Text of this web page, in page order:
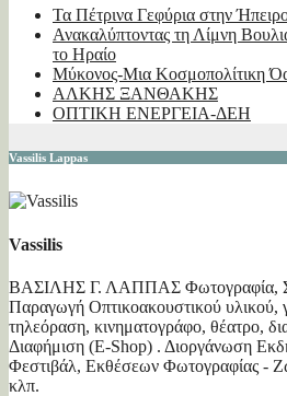
Τα Πέτρινα Γεφύρια στην
Ανακαλύπτοντας τη Λίμνη
το Ηραίο
Μύκονος-Μια Κοσμοπολίτικη
ΑΛΚΗΣ ΞΑΝΘΑΚΗΣ
ΟΠΤΙΚΗ ΕΝΕΡΓΕΙΑ-ΔΕΗ
Vassilis Lappas
Vassilis
ΒΑΣΙΛΗΣ Γ. ΛΑΠΠΑΣ Φωτογραφία,
Παραγωγή Οπτικοακουστικού υλικού,
τηλεόραση, κινηματογράφο, θέατρο,
Διαφήμιση (E-Shop) . Διοργάνωση
Φεστιβάλ, Εκθέσεων Φωτογραφίας -
κλπ.